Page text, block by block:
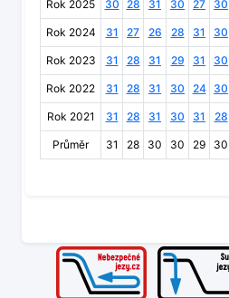
Rok 2025 30 28 31 30 27 30
Rok 2024 31 27 26 28 31 30
Rok 2023 31 28 31 29 31 30
Rok 2022 31 28 31 30 24 30
Rok 2021 31 28 31 30 31 28
Průměr 31 28 30 30 29 30